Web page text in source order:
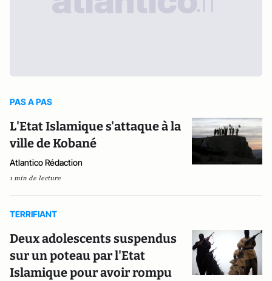
PAS A PAS
L'Etat Islamique s'attaque à la
ville de Kobané
Atlantico Rédaction
1 min de lecture
TERRIFIANT
Deux adolescents suspendus
sur un poteau par l'Etat
Islamique pour avoir rompu